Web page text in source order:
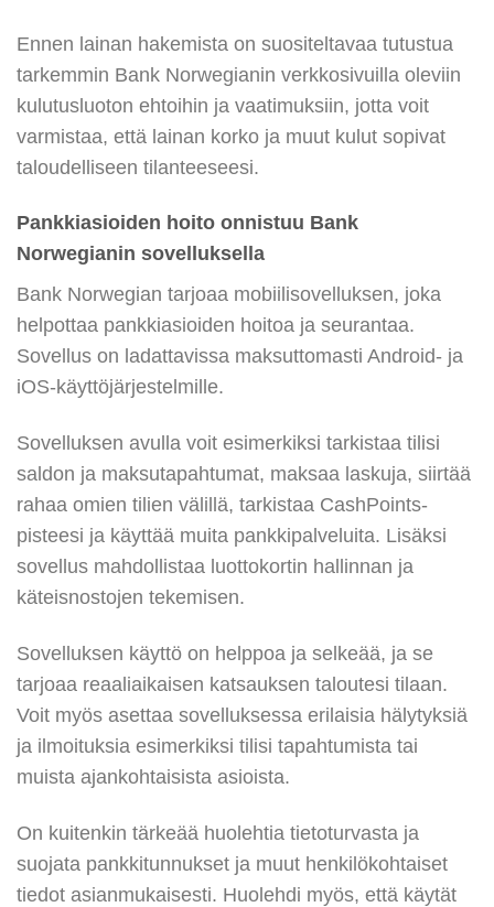
Ennen lainan hakemista on suositeltavaa tutustua
tarkemmin Bank Norwegianin verkkosivuilla oleviin
kulutusluoton ehtoihin ja vaatimuksiin, jotta voit
varmistaa, että lainan korko ja muut kulut sopivat
taloudelliseen tilanteeseesi.
Pankkiasioiden hoito onnistuu Bank
Norwegianin sovelluksella
Bank Norwegian tarjoaa mobiilisovelluksen, joka
helpottaa pankkiasioiden hoitoa ja seurantaa.
Sovellus on ladattavissa maksuttomasti Android- ja
iOS-käyttöjärjestelmille.
Sovelluksen avulla voit esimerkiksi tarkistaa tilisi
saldon ja maksutapahtumat, maksaa laskuja, siirtää
rahaa omien tilien välillä, tarkistaa CashPoints-
pisteesi ja käyttää muita pankkipalveluita. Lisäksi
sovellus mahdollistaa luottokortin hallinnan ja
käteisnostojen tekemisen.
Sovelluksen käyttö on helppoa ja selkeää, ja se
tarjoaa reaaliaikaisen katsauksen taloutesi tilaan.
Voit myös asettaa sovelluksessa erilaisia hälytyksiä
ja ilmoituksia esimerkiksi tilisi tapahtumista tai
muista ajankohtaisista asioista.
On kuitenkin tärkeää huolehtia tietoturvasta ja
suojata pankkitunnukset ja muut henkilökohtaiset
tiedot asianmukaisesti. Huolehdi myös, että käytät